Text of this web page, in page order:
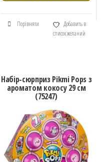
Порівняти
Добавить в
список желаний
Набір-сюрприз Pikmi Pops з
ароматом кокосу 29 см
(75247)